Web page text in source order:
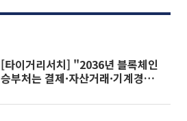
[타이거리서치] "2036년 블록체인
승부처는 결제·자산거래·기계경제